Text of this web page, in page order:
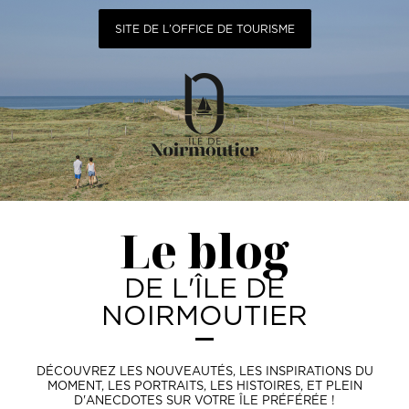
SITE DE L’OFFICE DE TOURISME
Le blog
DE L'ÎLE DE
NOIRMOUTIER
DÉCOUVREZ LES NOUVEAUTÉS, LES INSPIRATIONS DU
MOMENT, LES PORTRAITS, LES HISTOIRES, ET PLEIN
D'ANECDOTES SUR VOTRE ÎLE PRÉFÉRÉE !